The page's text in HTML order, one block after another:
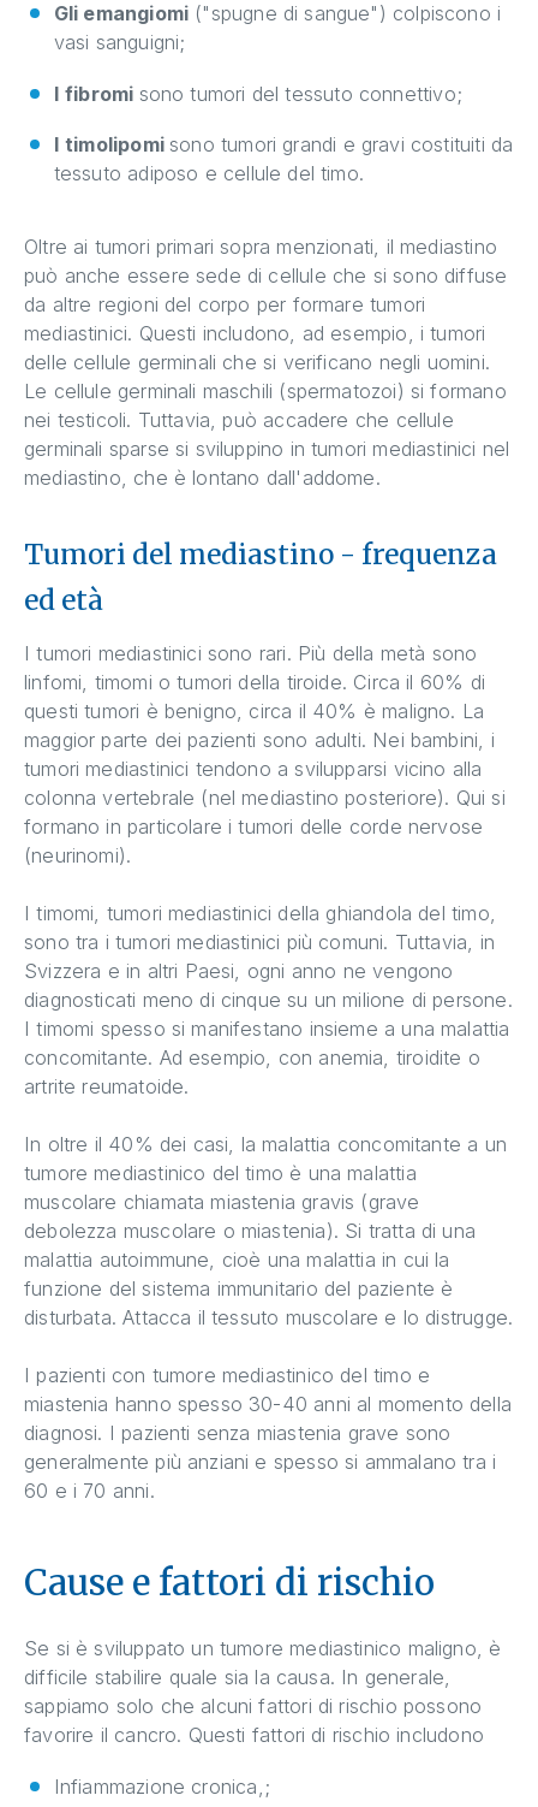
Gli emangiomi ("spugne di sangue") colpiscono i
vasi sanguigni;
I fibromi sono tumori del tessuto connettivo;
I timolipomi sono tumori grandi e gravi costituiti da
tessuto adiposo e cellule del timo.
Oltre ai tumori primari sopra menzionati, il mediastino
può anche essere sede di cellule che si sono diffuse
da altre regioni del corpo per formare tumori
mediastinici. Questi includono, ad esempio, i tumori
delle cellule germinali che si verificano negli uomini.
Le cellule germinali maschili (spermatozoi) si formano
nei testicoli. Tuttavia, può accadere che cellule
germinali sparse si sviluppino in tumori mediastinici nel
mediastino, che è lontano dall'addome.
Tumori del mediastino - frequenza
ed età
I tumori mediastinici sono rari. Più della metà sono
linfomi, timomi o tumori della tiroide. Circa il 60% di
questi tumori è benigno, circa il 40% è maligno. La
maggior parte dei pazienti sono adulti. Nei bambini, i
tumori mediastinici tendono a svilupparsi vicino alla
colonna vertebrale (nel mediastino posteriore). Qui si
formano in particolare i tumori delle corde nervose
(neurinomi).
I timomi, tumori mediastinici della ghiandola del timo,
sono tra i tumori mediastinici più comuni. Tuttavia, in
Svizzera e in altri Paesi, ogni anno ne vengono
diagnosticati meno di cinque su un milione di persone.
I timomi spesso si manifestano insieme a una malattia
concomitante. Ad esempio, con anemia, tiroidite o
artrite reumatoide.
In oltre il 40% dei casi, la malattia concomitante a un
tumore mediastinico del timo è una malattia
muscolare chiamata miastenia gravis (grave
debolezza muscolare o miastenia). Si tratta di una
malattia autoimmune, cioè una malattia in cui la
funzione del sistema immunitario del paziente è
disturbata. Attacca il tessuto muscolare e lo distrugge.
I pazienti con tumore mediastinico del timo e
miastenia hanno spesso 30-40 anni al momento della
diagnosi. I pazienti senza miastenia grave sono
generalmente più anziani e spesso si ammalano tra i
60 e i 70 anni.
Cause e fattori di rischio
Se si è sviluppato un tumore mediastinico maligno, è
difficile stabilire quale sia la causa. In generale,
sappiamo solo che alcuni fattori di rischio possono
favorire il cancro. Questi fattori di rischio includono
Infiammazione cronica,;